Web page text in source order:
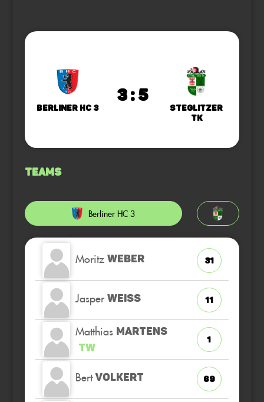
Berliner HC 3
3 : 5
Steglitzer
TK
Teams
Berliner HC 3
Moritz WEBER 31
Jasper WEISS 11
Matthias MARTENS
TW
1
Bert VOLKERT 69